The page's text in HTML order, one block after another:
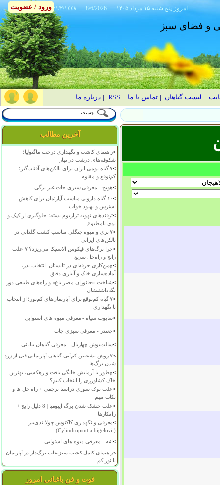
٢١/٢/١٤٤٨ --- 8/6/2026 --- ۱۴۰۵ پنج شنبه ۱۵ مرداد امروز
و فضای سبز
لیست گیاهان |تماس با ما RSS
|درباره ما
آخرین مطالب
>راهنمای کاشت و نگهداری درخت ماگنولیا؛
شکوفه‌های درشت در بهار
>
۷ گیاه بومی ایران برای بالکن‌های آفتاب‌گیر؛
کم‌توقع و مقاوم
>هویج - معرفی سبزی جات غیر برگی
>
۱۰ گیاه دارویی مناسب آپارتمان برای کاهش
استرس و بهبود خواب
>ترفندهای تهویه تراریوم بسته؛ جلوگیری از کپک و
بوی نامطبوع
>
۷ بری و میوه جنگلی مناسب کشت گلدانی در
بالکن‌های ایرانی
>
چرا برگ‌های فیکوس الاستیکا می‌ریزد؟ ۷ علت
رایج و راه‌حل سریع
>چمن‌کاری حرفه‌ای در تابستان: انتخاب بذر،
آماده‌سازی خاک و آبیاری دقیق
>شناخت «جانوران مضر باغ» و راه‌های طبیعی دور
نگه‌داشتنشان
>
۷ گیاه کم‌توقع برای آپارتمان‌های کم‌نور؛ از انتخاب
تا نگهداری
>ساپوت سیاه - معرفی میوه های استوایی
>چغندر - معرفی سبزی جات
>سالت‌بوش چهاربال - معرفی گیاهان بیابانی
>
۷ روش تشخیص کم‌آبی گیاهان آپارتمانی قبل از زرد
شدن برگ‌ها
>چطور با آزمایش خانگی بافت و زهکشی، بهترین
خاک کشاورزی را انتخاب کنیم؟
>علت نوک سوزی دراسنا پرچمی + راه حل ها و
نکات مهم
>
علت خشک شدن برگ ایپومیا | 8 دلیل رایج +
راهکارها
>معرفی و نگهداری کاکتوس چولا تدی‌بیر
(Cylindropuntia bigelovii)
>انبه - معرفی میوه های استوایی
>راهنمای کامل کشت سبزیجات برگ‌دار در آپارتمان
با نور کم
فوت و فن باغبانی امروز
ورود / عضویت